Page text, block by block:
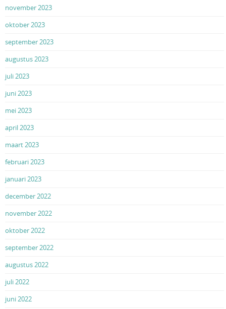
november 2023
oktober 2023
september 2023
augustus 2023
juli 2023
juni 2023
mei 2023
april 2023
maart 2023
februari 2023
januari 2023
december 2022
november 2022
oktober 2022
september 2022
augustus 2022
juli 2022
juni 2022